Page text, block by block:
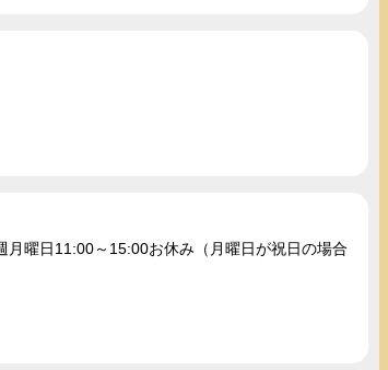
日11:00～15:00お休み（月曜日が祝日の場合